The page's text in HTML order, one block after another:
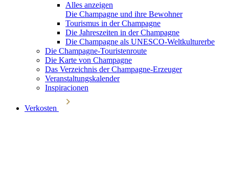
Alles anzeigen
Die Champagne und ihre Bewohner
Tourismus in der Champagne
Die Jahreszeiten in der Champagne
Die Champagne als UNESCO-Weltkulturerbe
Die Champagne-Touristenroute
Die Karte von Champagne
Das Verzeichnis der Champagne-Erzeuger
Veranstaltungskalender
Inspiracionen
Verkosten